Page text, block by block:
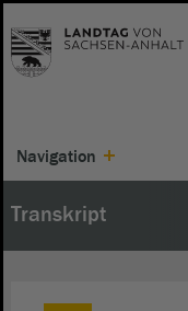
Navigation
Transkript